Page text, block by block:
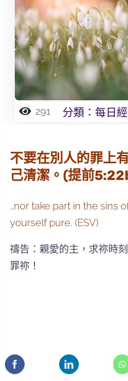
291 分類： 每日
不要在別人的罪上
己清潔。(提前
…nor take part in the sins
yourself pure. (ESV)
禱告：親愛的主，求祢時
罪祢！